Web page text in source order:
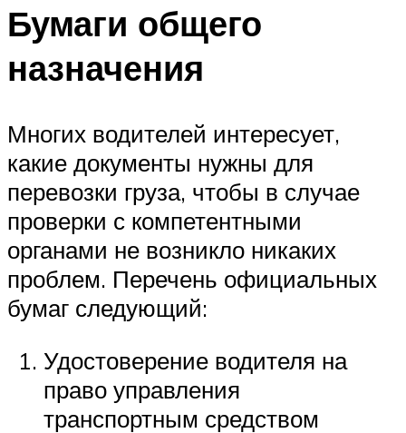
Бумаги общего
назначения
Многих водителей интересует,
какие документы нужны для
перевозки груза, чтобы в случае
проверки с компетентными
органами не возникло никаких
проблем. Перечень официальных
бумаг следующий:
Удостоверение водителя на
право управления
транспортным средством